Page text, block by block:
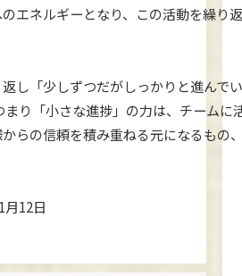
エネルギーとなり、この活動を繰り
し「少しずつだがしっかりと進んで
まり「小さな進捗」の力は、チームに
らの信頼を積み重ねる元になるもの
月12日